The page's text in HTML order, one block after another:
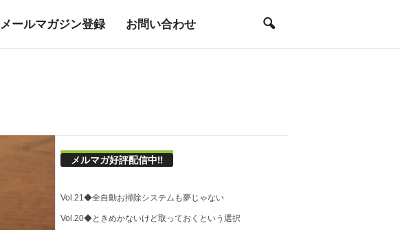
メールマガジン登録 お問い合わせ
メルマガ好評配信中!!
Vol.21◆全自動お掃除システムも夢じゃない
Vol.20◆ときめかないけど取っておくという選択